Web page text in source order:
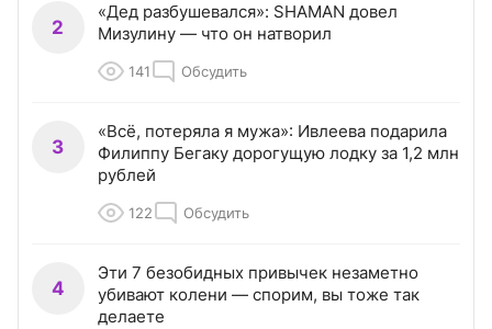
2
«Дед разбушевался»: SHAMAN довел
Мизулину — что он натворил
141 Обсудить
3
«Всё, потеряла я мужа»: Ивлеева подарила
Филиппу Бегаку дорогущую лодку за 1,2 млн
рублей
122 Обсудить
4
Эти 7 безобидных привычек незаметно
убивают колени — спорим, вы тоже так
делаете